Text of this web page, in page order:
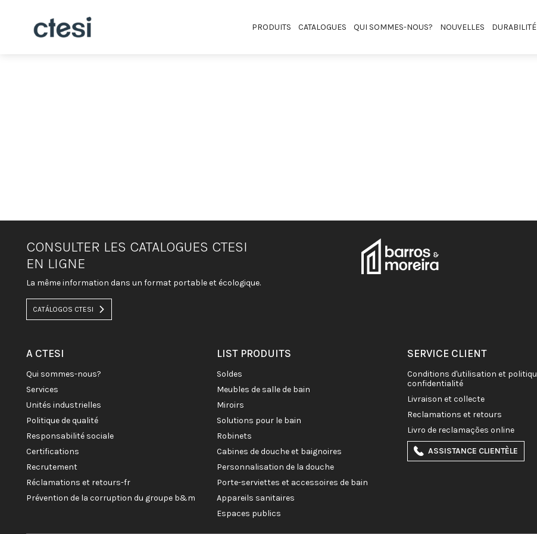
PRODUITS CATALOGUES QUI SOMMES-NOUS? NOUVELLES DURABILITÉ
CONSULTER LES CATALOGUES CTESI
EN LIGNE
La même information dans un format portable et écologique.
CATÁLOGOS CTESI
A CTESI
qui sommes-nous?
services
unités industrielles
politique de qualité
responsabilité sociale
certifications
recrutement
réclamations et retours-fr
prévention de la corruption du groupe b&m
LIST PRODUITS
soldes
meubles de salle de bain
miroirs
solutions pour le bain
robinets
cabines de douche et baignoires
personnalisation de la douche
porte-serviettes et accessoires de bain
appareils sanitaires
espaces publics
SERVICE CLIENT
conditions d'utilisation et politique de
confidentialité
livraison et collecte
reclamations et retours
livro de reclamações online
ASSISTANCE CLIENTÈLE